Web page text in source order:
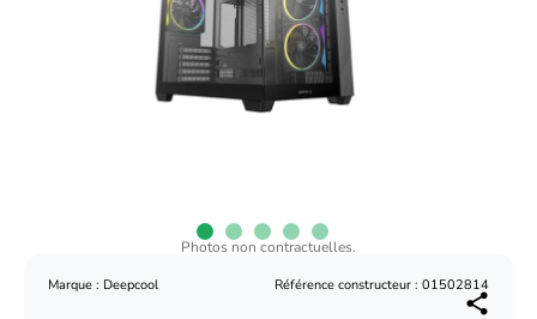
Photos non contractuelles.
Marque : Deepcool Référence constructeur : 01502814